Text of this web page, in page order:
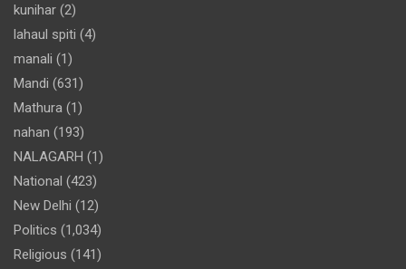
kunihar (2)
lahaul spiti (4)
manali (1)
Mandi (631)
Mathura (1)
nahan (193)
NALAGARH (1)
National (423)
New Delhi (12)
Politics (1,034)
Religious (141)